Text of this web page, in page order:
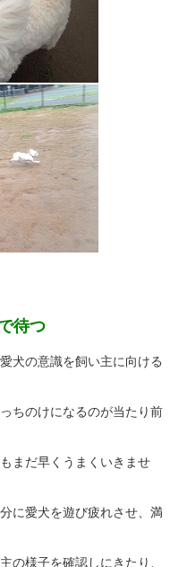
待つ
犬の意識を飼い主に向ける
ちのけになるのが当たり前
まだ早くうまくいきませ
に愛犬を遊び疲れさせ、満
の様子を確認しにきたり、